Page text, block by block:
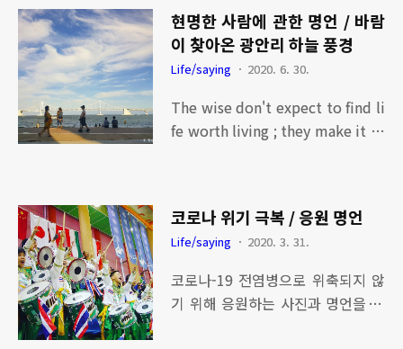
생각한다. [관련글] ▶ 최고의 스포
츠 지도자 명언은? ▶ 사진으로 보
는 세팍타크로 라이프 ▶ 사랑 명언
/ 고대 로마 공화정 말기 시인 '호라
티우스' ▶ 나의 세팍타크로 인생 명
언 / 현수막 제작 문구 ▶ 아인슈타
리이언 에드워즈이 명언을 실천하기
쉬운 일이 아니다. 손오공과 부처님
의 관계에서 손오공이 부처님 단계
상의 반열에 오르지 못하는 이유가
명언에 담겨 있다. 궁극의 이치에 이
한 사람을 키우는 것이다. 아주 간단
한 진리이면서 실천하기 가장 어려
운 의미가 담겨 있는 말이다. [관련
글] ▶ 대한민국 체육 현황과 미래를
알 수 있는 '체육백서' / 체육행정 및
현명한 사람에 관한 명언 / 바람
이 찾아온 광안리 하늘 풍경
Life/saying 2020. 6. 30.
The wise don't expect to find li
fe worth living ; they make it th
[관련글] ▶ 코로나 위기 극복 / 응원
명언 ▶ 앤서니 로빈슨의 명언, 결심
의 순간이 바로... ▶ 샤넬 창립자 '코
코샤넬', 얼굴에 관한 명언 ▶ 괴테
의 명언, 용기 속에 모두 숨어 있다!
코로나 위기 극복 / 응원 명언
Life/saying 2020. 3. 31.
코로나-19 전염병으로 위축되지 않
기 위해 응원하는 사진과 명언을 소